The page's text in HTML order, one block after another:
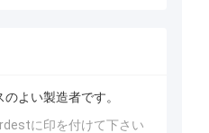
よい製造者です。
に印を付けて下さい